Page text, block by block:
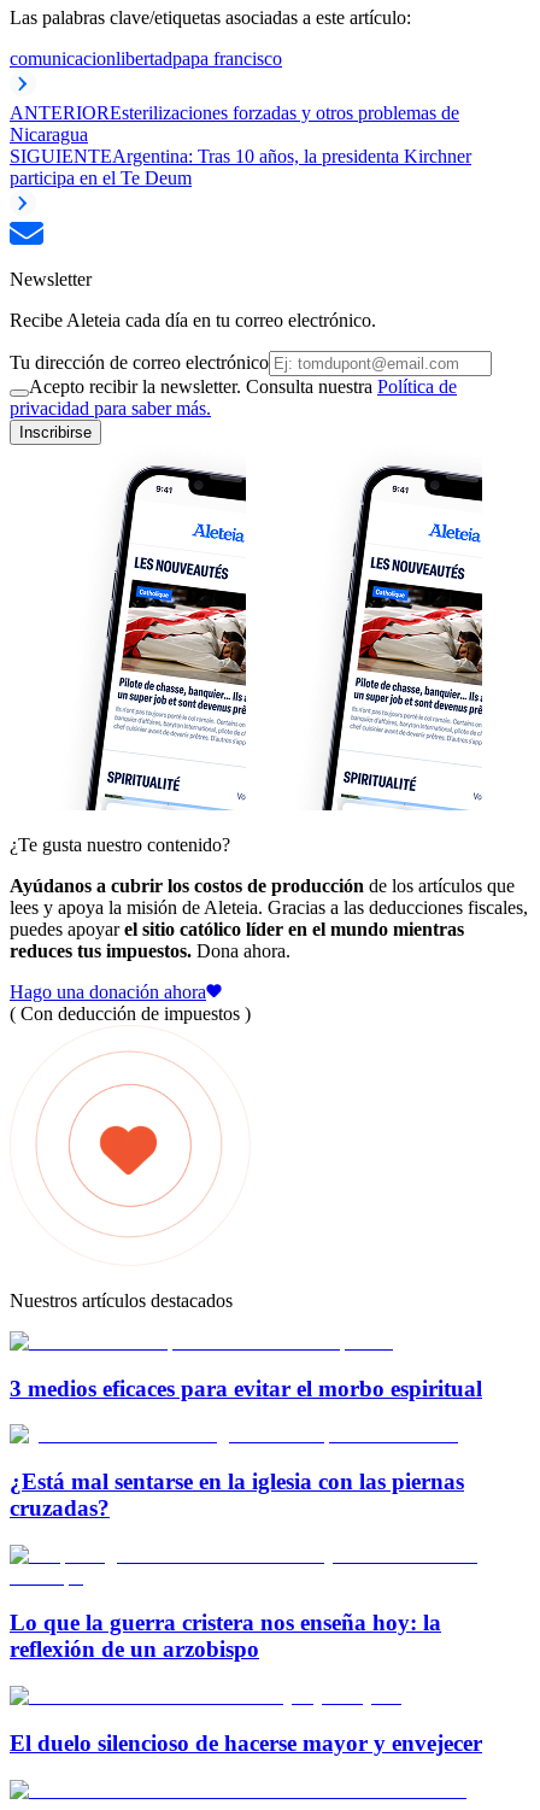
Las palabras clave/etiquetas asociadas a este artículo:
comunicacionlibertadpapa francisco
ANTERIOREsterilizaciones forzadas y otros problemas de
Nicaragua
SIGUIENTEArgentina: Tras 10 años, la presidenta Kirchner
participa en el Te Deum
Newsletter
Recibe Aleteia cada día en tu correo electrónico.
Tu dirección de correo electrónico
Acepto recibir la newsletter. Consulta nuestra Política de
privacidad para saber más.
Inscribirse
¿Te gusta nuestro contenido?
Ayúdanos a cubrir los costos de producción de los artículos que
lees y apoya la misión de Aleteia. Gracias a las deducciones fiscales,
puedes apoyarel sitio católico líder en el mundo mientras
reduces tus impuestos. Dona ahora.
Hago una donación ahora
( Con deducción de impuestos )
Nuestros artículos destacados
3 medios eficaces para evitar el morbo espiritual
¿Está mal sentarse en la iglesia con las piernas
cruzadas?
Lo que la guerra cristera nos enseña hoy: la
reflexión de un arzobispo
El duelo silencioso de hacerse mayor y envejecer